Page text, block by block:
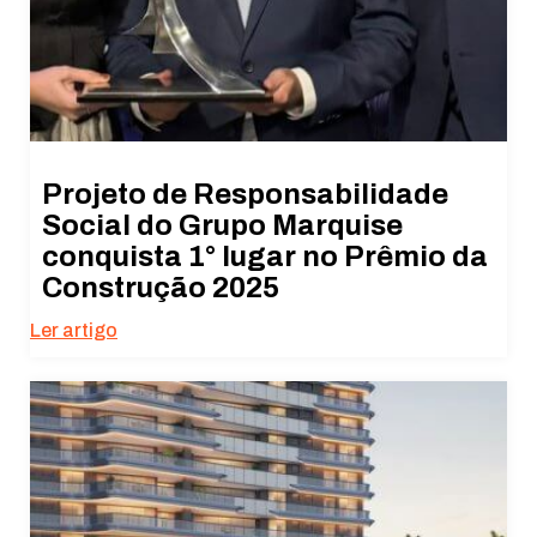
Projeto de Responsabilidade
Social do Grupo Marquise
conquista 1° lugar no Prêmio da
Construção 2025
Ler artigo
não são
opcionais. São
necessários
para o
funcionamento
do site.